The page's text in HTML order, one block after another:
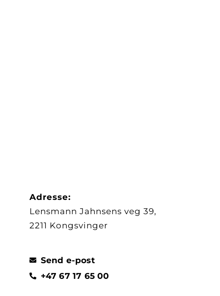
Adresse:
Lensmann Jahnsens veg 39,
2211 Kongsvinger
Send e-post
+47 67 17 65 00